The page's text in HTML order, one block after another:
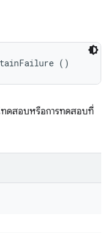
()
ดสอบหรือการทดสอบที่